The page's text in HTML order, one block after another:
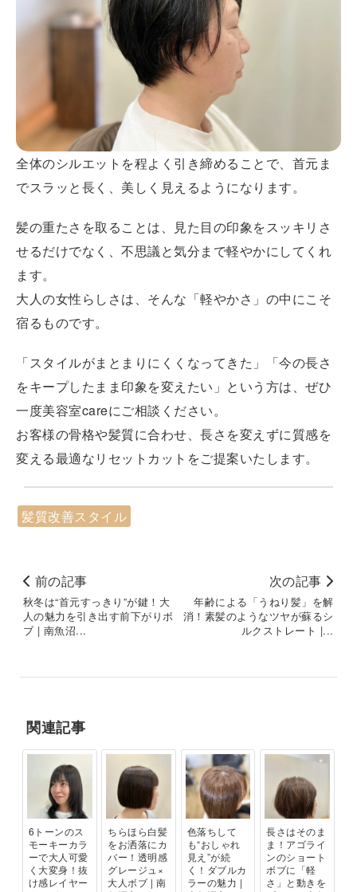
全体のシルエットを程よく引き締めることで、首元ま
でスラッと長く、美しく見えるようになります。
髪の重たさを取ることは、見た目の印象をスッキリさ
せるだけでなく、不思議と気分まで軽やかにしてくれ
ます。
大人の女性らしさは、そんな「軽やかさ」の中にこそ
宿るものです。
「スタイルがまとまりにくくなってきた」「今の長さ
をキープしたまま印象を変えたい」という方は、ぜひ
一度美容室careにご相談ください。
お客様の骨格や髪質に合わせ、長さを変えずに質感を
変える最適なリセットカットをご提案いたします。
髪質改善スタイル
前の記事
秋冬は“首元すっきり”が鍵！大
人の魅力を引き出す前下がりボ
ブ | 南魚沼...
次の記事
年齢による「うねり髪」を解
消！素髪のようなツヤが蘇るシ
ルクストレート |...
関連記事
6トーンのス
モーキーカラ
ーで大人可愛
く大変身！抜
け感レイヤー
ちらほら白髪
をお洒落にカ
バー！透明感
グレージュ×
大人ボブ | 南
色落ちして
も“おしゃれ
見え”が続
く！ダブルカ
ラーの魅力 |
長さはそのま
ま！アゴライ
ンのショート
ボブに「軽
さ」と動きを